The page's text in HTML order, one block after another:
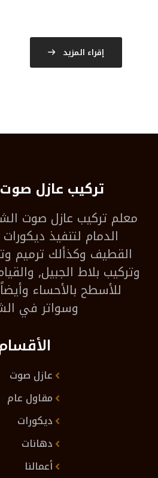
إقراء المزيد
تركيب عازل
معلم تركيب عازل صوت
الدمام لتنفيذ
القطيف وكذألك ترميم
وتركيب بلاط الجبيل,
للأسطح بالأحساء
وسواتر في
عازل صوت
مقاول عام
ديكورات
دهانات
أعمالنا